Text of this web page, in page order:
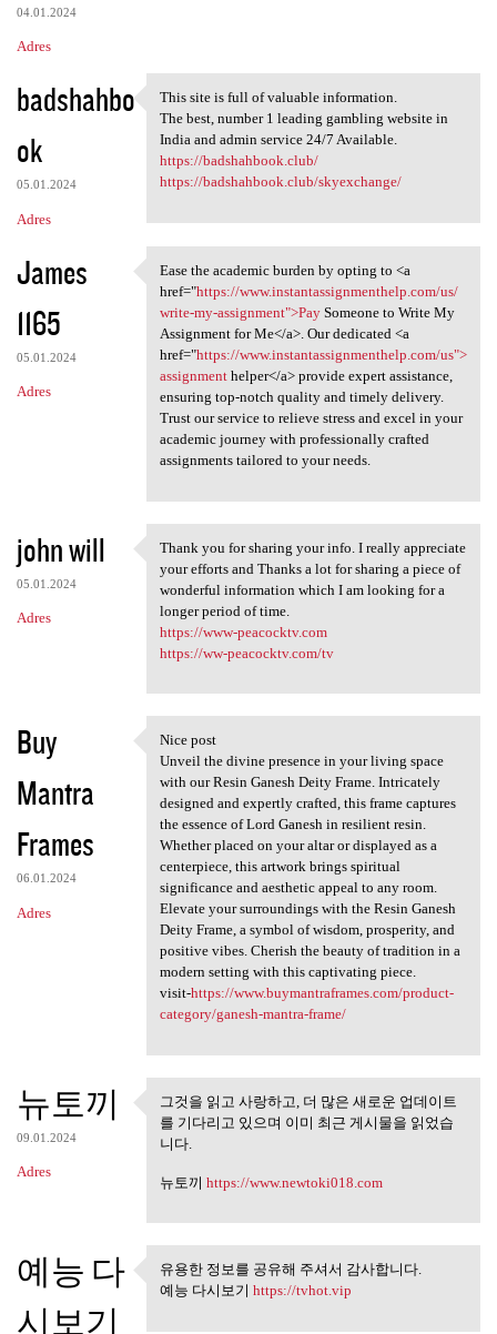
04.01.2024
Adres
badshahbo
ok
05.01.2024
Adres
This site is full of valuable
This site is full of valuable information.
The best, number 1 leading gambling website in
India and admin service 24/7 Available.
https://badshahbook.club/
https://badshahbook.club/skyexchange/
James
1165
05.01.2024
Adres
Ease the academic burden by
Ease the academic burden by opting to <a
href="https://www.instantassignmenthelp.com/us/
write-my-assignment">PaySomeone to Write My
Assignment for Me</a>. Our dedicated <a
href="https://www.instantassignmenthelp.com/us">
assignmenthelper</a> provide expert assistance,
ensuring top-notch quality and timely delivery.
Trust our service to relieve stress and excel in your
academic journey with professionally crafted
assignments tailored to your needs.
john will
05.01.2024
Adres
Thank you for sharing your
Thank you for sharing your info. I really appreciate
your efforts and Thanks a lot for sharing a piece of
wonderful information which I am looking for a
longer period of time.
https://www-peacocktv.com
https://ww-peacocktv.com/tv
Buy
Mantra
Frames
06.01.2024
Adres
Nice post
Nice post
Unveil the divine presence in your living space
with our Resin Ganesh Deity Frame. Intricately
designed and expertly crafted, this frame captures
the essence of Lord Ganesh in resilient resin.
Whether placed on your altar or displayed as a
centerpiece, this artwork brings spiritual
significance and aesthetic appeal to any room.
Elevate your surroundings with the Resin Ganesh
Deity Frame, a symbol of wisdom, prosperity, and
positive vibes. Cherish the beauty of tradition in a
modern setting with this captivating piece.
visit-https://www.buymantraframes.com/product-
category/ganesh-mantra-frame/
뉴토끼
09.01.2024
Adres
그것을 읽고 사랑하고, 더 많은 새
로운 업데이트를
그것을 읽고 사랑하고, 더 많은 새로운 업데이트
를 기다리고 있으며 이미 최근 게시물을 읽었습
니다.
뉴토끼 https://www.newtoki018.com
예능 다
시보기
유용한 정보를 공유해 주셔서 감
유용한 정보를 공유해 주셔서 감사합니다.
예능 다시보기 https://tvhot.vip